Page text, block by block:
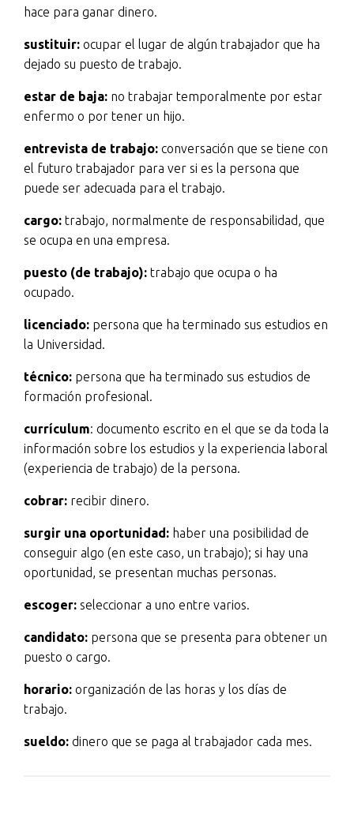
hace para ganar dinero.
sustituir: ocupar el lugar de algún trabajador que ha
dejado su puesto de trabajo.
estar de baja: no trabajar temporalmente por estar
enfermo o por tener un hijo.
entrevista de trabajo: conversación que se tiene con
el futuro trabajador para ver si es la persona que
puede ser adecuada para el trabajo.
cargo: trabajo, normalmente de responsabilidad, que
se ocupa en una empresa.
puesto (de trabajo): trabajo que ocupa o ha
ocupado.
licenciado: persona que ha terminado sus estudios en
la Universidad.
técnico: persona que ha terminado sus estudios de
formación profesional.
currículum: documento escrito en el que se da toda la
información sobre los estudios y la experiencia laboral
(experiencia de trabajo) de la persona.
cobrar: recibir dinero.
surgir una oportunidad: haber una posibilidad de
conseguir algo (en este caso, un trabajo); si hay una
oportunidad, se presentan muchas personas.
escoger: seleccionar a uno entre varios.
candidato: persona que se presenta para obtener un
puesto o cargo.
horario: organización de las horas y los días de
trabajo.
sueldo: dinero que se paga al trabajador cada mes.